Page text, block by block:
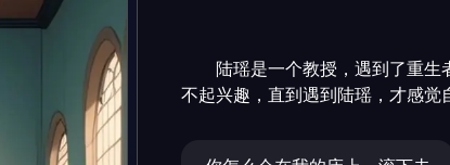
陆瑶是一个教授，遇到了重
不起兴趣，直到遇到陆瑶，才感